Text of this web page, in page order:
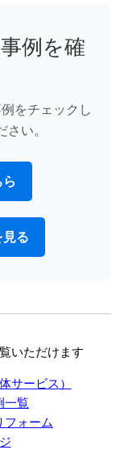
例を確
をチェックし
い。
る
いただけます
サービス）
一覧
フォーム